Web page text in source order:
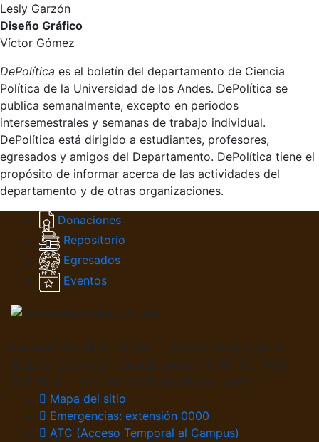
Lesly Garzón
Diseño Gráfico
Víctor Gómez
DePolítica es el boletín del departamento de Ciencia
Política de la Universidad de los Andes. DePolítica se
publica semanalmente, excepto en periodos
intersemestrales y semanas de trabajo individual.
DePolítica está dirigido a estudiantes, profesores,
egresados y amigos del Departamento. DePolítica tiene el
propósito de informar acerca de las actividades del
departamento y de otras organizaciones.
Donaciones
Repositorio
Egresados
Eventos
Carrera 1 No. 18 A-10 / 12 – Edifico Franco, Piso 3 |
Bogotá, Colombia | Código postal: 111711 Tel: (601)
332 45 31 – 32 | (601) 339 49 49 Ext.: 3200
Mapa del sitio
Emergencias: extensión 0000
ATC (Acceso Temporal al Campus)